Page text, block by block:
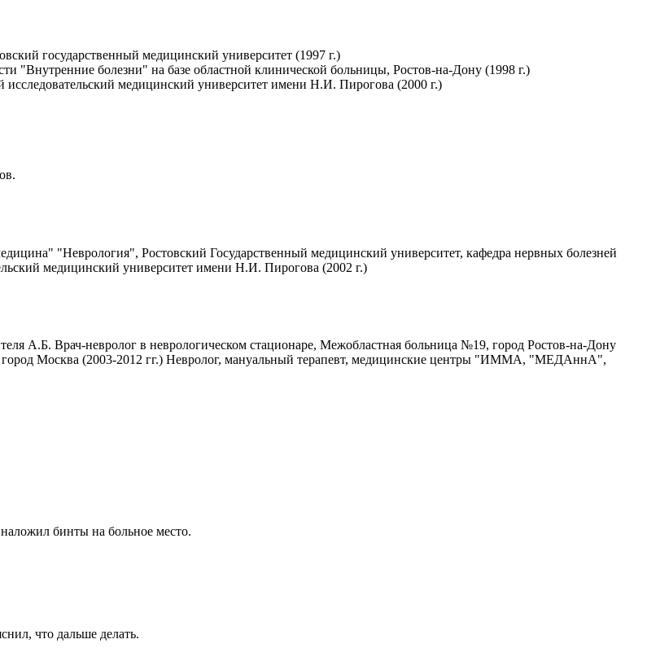
государственный медицинский университет (1997 г.)
"Внутренние болезни" на базе областной клинической больницы, Ростов-на-Дону (1998 г.)
медицинский университет имени Н.И. Пирогова (2000 г.)
"Неврология", Ростовский Государственный медицинский университет, кафедра нервных болезней
медицинский университет имени Н.И. Пирогова (2002 г.)
А.Б. Врач-невролог в неврологическом стационаре, Межобластная больница №19, город Ростов-на-Дону
город Москва (2003-2012 гг.) Невролог, мануальный терапевт, медицинские центры "ИММА, "МЕДАннА",
бинты на больное место.
что дальше делать.